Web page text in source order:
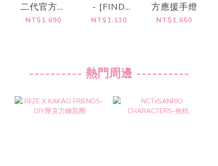
二代官方應
援手燈
NT$1,690
- [FIND
YOUR
NT$1,130
方應援手燈
NT$1,650
---------- 熱門周邊 ----------